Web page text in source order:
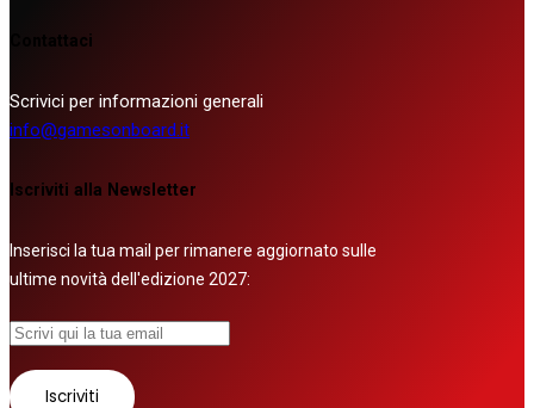
Contattaci
Scrivici per informazioni generali
info@gamesonboard.it
Iscriviti alla Newsletter
Inserisci la tua mail per rimanere aggiornato sulle
ultime novità dell'edizione 2027: